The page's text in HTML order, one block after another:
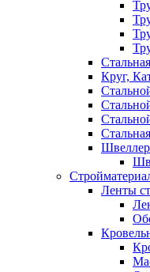
Круг,
Швеллер
Ленты